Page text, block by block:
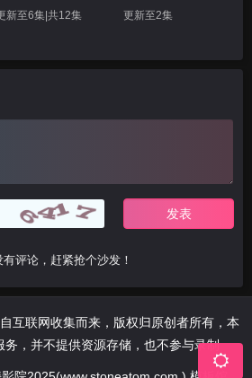
新至6集|共12集 更新至2集
有评论，赶紧抢个沙发！
互联网收集而来，版权归原创者所有，本
务，并不提供资源存储，也不参与录制